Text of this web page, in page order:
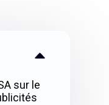
sur le